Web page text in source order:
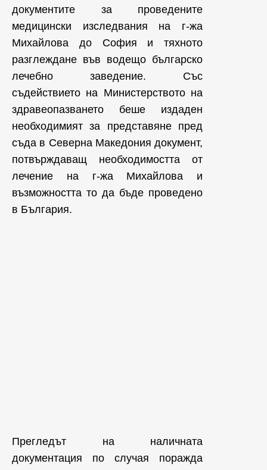
документите за проведените
медицински изследвания на г-жа
Михайлова до София и тяхното
разглеждане във водещо българско
лечебно заведение. Със
съдействието на Министерството на
здравеопазването беше издаден
необходимият за представяне пред
съда в Северна Македония документ,
потвърждаващ необходимостта от
лечение на г-жа Михайлова и
възможността то да бъде проведено
в България.
Прегледът на наличната
документация по случая поражда